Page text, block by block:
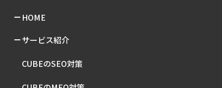
HOME
サービス紹介
CUBEのSEO対策